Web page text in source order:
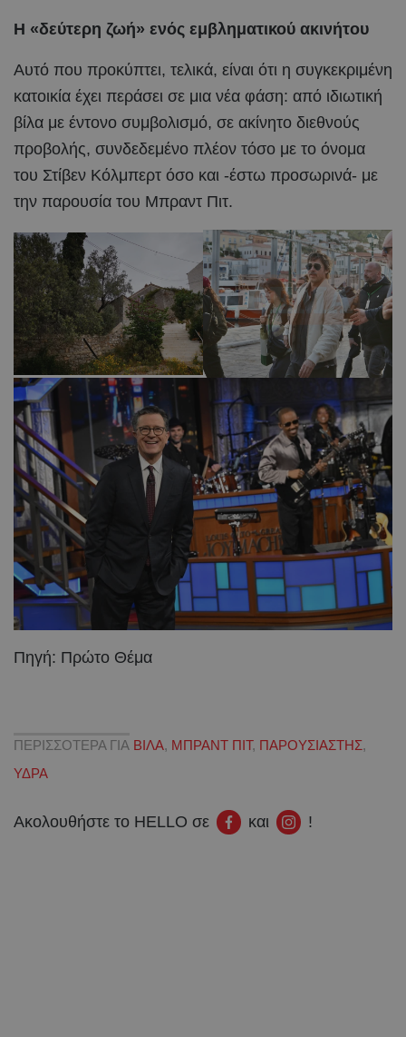
Η «δεύτερη ζωή» ενός εμβληματικού ακινήτου
Αυτό που προκύπτει, τελικά, είναι ότι η συγκεκριμένη
κατοικία έχει περάσει σε μια νέα φάση: από ιδιωτική
βίλα με έντονο συμβολισμό, σε ακίνητο διεθνούς
προβολής, συνδεδεμένο πλέον τόσο με το όνομα
του Στίβεν Κόλμπερτ όσο και -έστω προσωρινά- με
την παρουσία του Μπραντ Πιτ.
Πηγή: Πρώτο Θέμα
ΠΕΡΙΣΣΟΤΕΡΑ ΓΙΑ ΒΙΛΑ, ΜΠΡΑΝΤ ΠΙΤ, ΠΑΡΟΥΣΙΑΣΤΗΣ,
ΥΔΡΑ
Ακολουθήστε το HELLO σε και !